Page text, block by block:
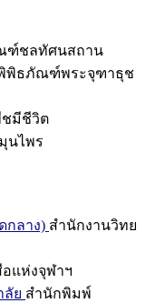
ฑ์ชลทัศนสถาน
พิธภัณฑ์พระจุฑาธุช
มีชีวิต
นไพร
กลาง) สำนักงานวิทย
แห่งจุฬาฯ
ลัย สำนักพิมพ์